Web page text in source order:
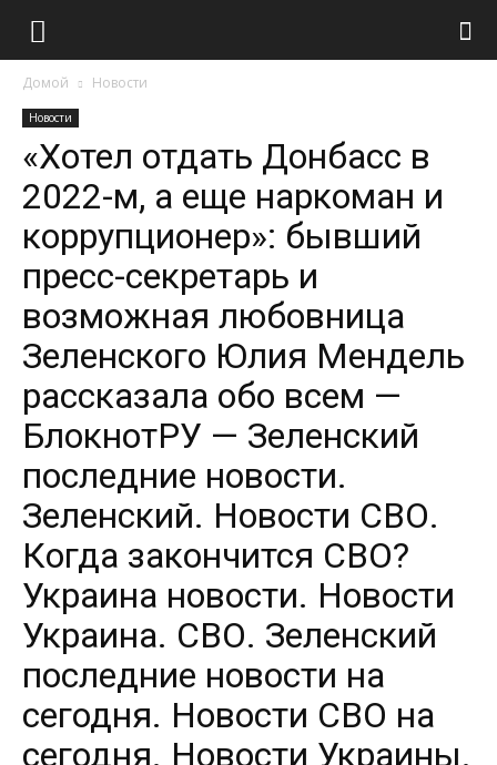
Домой Новости
Новости
«Хотел отдать Донбасс в
2022-м, а еще наркоман и
коррупционер»: бывший
пресс-секретарь и
возможная любовница
Зеленского Юлия Мендель
рассказала обо всем —
БлокнотРУ — Зеленский
последние новости.
Зеленский. Новости СВО.
Когда закончится СВО?
Украина новости. Новости
Украина. СВО. Зеленский
последние новости на
сегодня. Новости СВО на
сегодня. Новости Украины.